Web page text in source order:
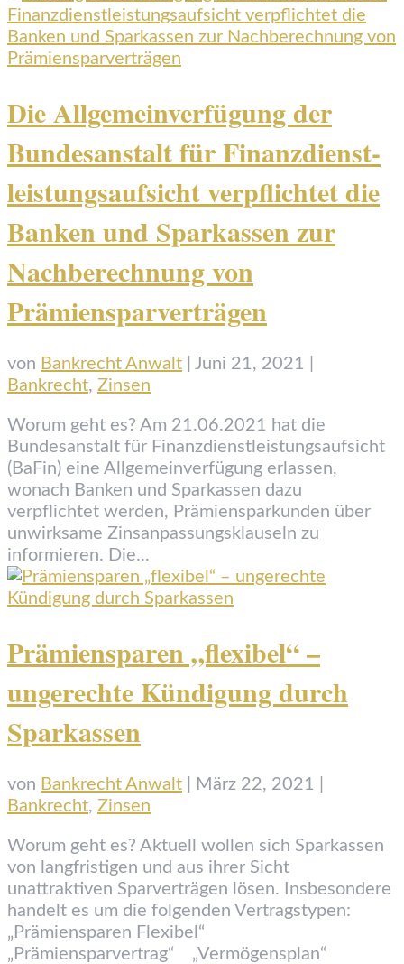
Die Allgemein­verfügung der
Bundes­anstalt für Finanz­dienst­
leistungs­aufsicht verpflichtet die
Banken und Sparkassen zur
Nachberechnung von
Prämiensparverträgen
von Bankrecht Anwalt Juni 21, 2021
Bankrecht, Zinsen
Worum geht es? Am 21.06.2021 hat die
Bundesanstalt für Finanzdienstleistungsaufsicht
(BaFin) eine Allgemeinverfügung erlassen,
wonach Banken und Sparkassen dazu
verpflichtet werden, Prämiensparkunden über
unwirksame Zinsanpassungsklauseln zu
informieren. Die...
Prämiensparen „flexibel“ –
ungerechte Kündigung durch
Sparkassen
von Bankrecht Anwalt März 22, 2021
Bankrecht, Zinsen
Worum geht es? Aktuell wollen sich Sparkassen
von langfristigen und aus ihrer Sicht
unattraktiven Sparverträgen lösen. Insbesondere
handelt es um die folgenden Vertragstypen:
„Prämiensparen Flexibel“
„Prämiensparvertrag“ „Vermögensplan“